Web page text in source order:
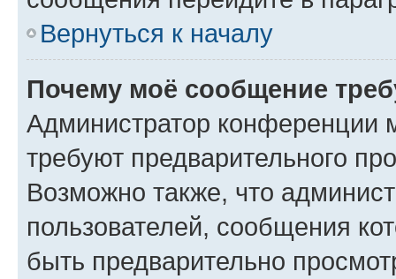
Вернуться к началу
Почему моё сообщение
Администратор конференции
требуют предварительного
Возможно также, что
пользователей, сообщения
быть предварительно